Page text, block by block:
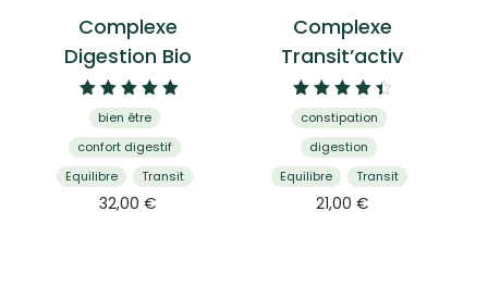
Complexe
Digestion Bio
Note
5.00
sur 5
bien être
confort digestif
Equilibre
Transit
32,00€
Complexe
Transit’activ
Note
4.54
sur 5
constipation
digestion
Equilibre
Transit
21,00 €